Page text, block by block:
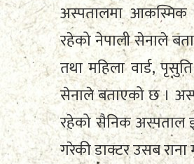
अस्पतालमा आकस्मिक
रहेको नेपाली सेनाले
तथा महिला वार्ड,
सेनाले बताएको छ ।
रहेको सैनिक अस्पताल
गरेकी डाक्टर उसब